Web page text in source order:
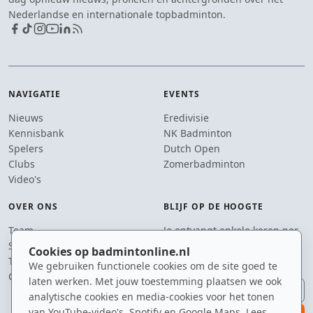
Cookies op badmintonline.nl
We gebruiken functionele cookies om de site goed te
laten werken. Met jouw toestemming plaatsen we ook
analytische cookies en media-cookies voor het tonen
Nederlandse en internationale topbadminton.
NAVIGATIE
Nieuws
Kennisbank
Spelers
Clubs
Video's
EVENTS
Eredivisie
NK Badminton
Dutch Open
Zomerbadminton
OVER ONS
Team
Supporters
Tip de redactie
Contact
BLIJF OP DE HOOGTE
Je ontvangt enkele keren per
jaar een e-mail met het
laatste badmintonnieuws.
E-mailadres